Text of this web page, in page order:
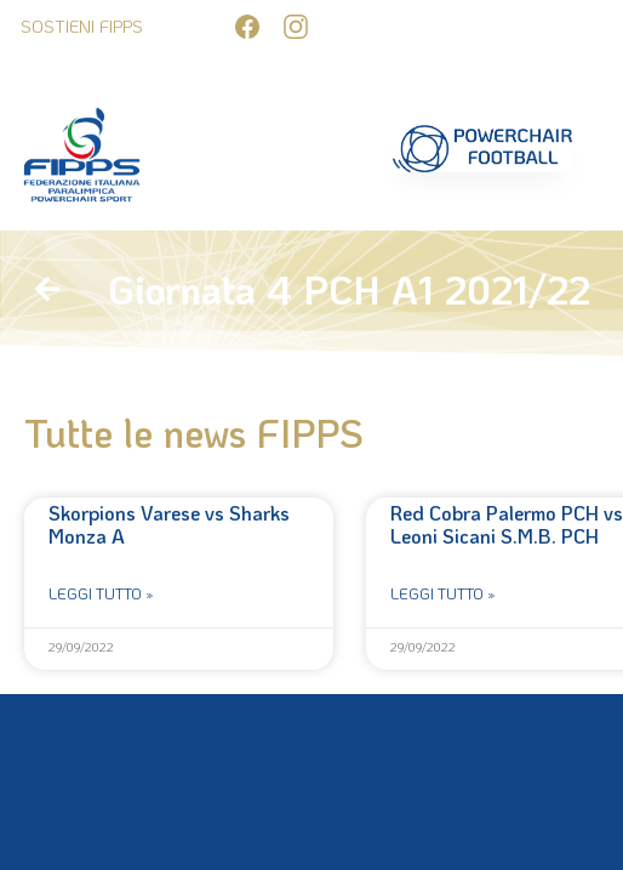
Giornata 4 PCH A1 2021/22
Tutte le news FIPPS
Skorpions Varese vs Sharks
Monza A
LEGGI TUTTO »
29/09/2022
Red Cobra Palermo PCH vs
Leoni Sicani S.M.B. PCH
LEGGI TUTTO »
29/09/2022